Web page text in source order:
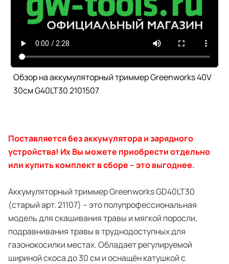
Обзор на аккумуляторный триммер Greenworks 40V
30см G40LT30 2101507
Поставляется без аккумулятора и зарядного
устройства! Их Вы можете приобрести отдельно
или купить комплект в сборе – это выгоднее.
Аккумуляторный триммер Greenworks GD40LT30
(старый арт. 21107) – это полупрофессиональная
модель для скашивания травы и мягкой поросли,
подравнивания травы в труднодоступных для
газонокосилки местах. Обладает регулируемой
шириной скоса до 30 см и оснащён катушкой с